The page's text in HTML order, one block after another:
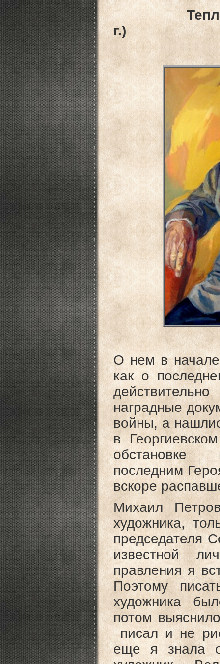
Теплов
г.)
О нем в начале
как о
наградные
войны, а
в
обстановке
последним
вскоре
Михаил
художника,
председателя
известной
правления я
Поэтому
художника
потом
писал и не
еще я знала